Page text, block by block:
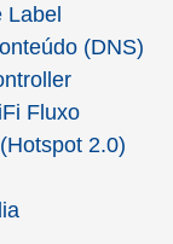
Label
(DNS)
Fluxo
2.0)